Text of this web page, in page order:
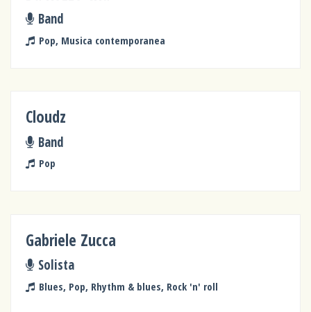
Band
Pop, Musica contemporanea
Cloudz
Band
Pop
Gabriele Zucca
Solista
Blues, Pop, Rhythm & blues, Rock 'n' roll